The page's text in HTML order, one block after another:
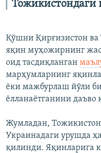
Тожикистондаги
Қўшни Қирғизистон ва
яқин муҳожирнинг
оид тасдиқланган
марҳумларнинг
ёки мажбурлаш йўли
ёлланаётганини даъво
Жумладан,
Украинадаги урушда
қилинди. Яқинларига